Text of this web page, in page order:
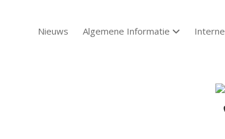
Nieuws Algemene Informatie open